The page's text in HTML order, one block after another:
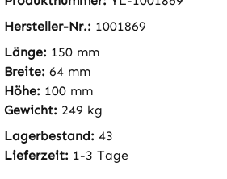
Hersteller-Nr.: 1001869
Länge: 150 mm
Breite: 64 mm
Höhe: 100 mm
Gewicht: 249 kg
Lagerbestand: 43
Lieferzeit: 1-3 Tage